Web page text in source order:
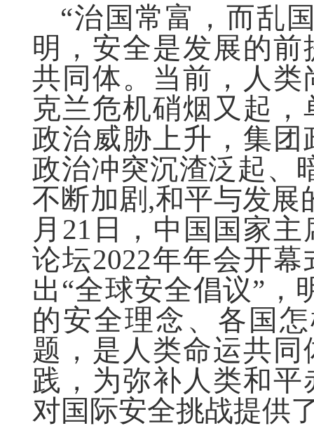
“治国常富，而乱
明，安全是发展的
共同体。当前，人
克兰危机硝烟又起
政治威胁上升，集
政治冲突沉渣泛起、
不断加剧,和平与发展
月21日，中国国家
论坛2022年年会开
出“全球安全倡议”，
的安全理念、各国
题，是人类命运共
践，为弥补人类和
对国际安全挑战提供